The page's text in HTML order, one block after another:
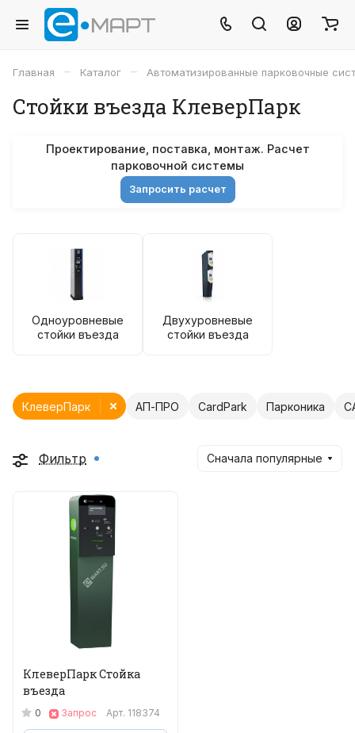
Главная – Каталог – Автоматизированные парковочные
Стойки въезда КлеверПарк
Проектирование, поставка, монтаж. Расчет
парковочной системы
Запросить расчет
Одноуровневые
стойки въезда
Двухуровневые
стойки въезда
КлеверПарк АП-ПРО CardPark Парконика
Фильтр Сначала популярные
КлеверПарк Стойка
въезда
0 Запрос Арт. 118374